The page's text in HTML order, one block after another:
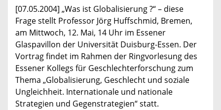
[07.05.2004] „Was ist Globalisierung ?“ – diese
Frage stellt Professor Jörg Huffschmid, Bremen,
am Mittwoch, 12. Mai, 14 Uhr im Essener
Glaspavillon der Universität Duisburg-Essen. Der
Vortrag findet im Rahmen der Ringvorlesung des
Essener Kollegs für Geschlechterforschung zum
Thema „Globalisierung, Geschlecht und soziale
Ungleichheit. Internationale und nationale
Strategien und Gegenstrategien“ statt.